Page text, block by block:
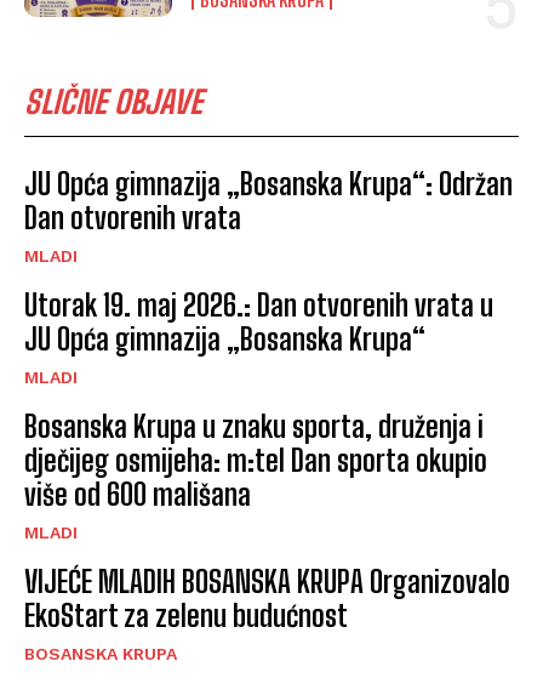
SLIČNE OBJAVE
JU Opća gimnazija „Bosanska Krupa“: Održan
Dan otvorenih vrata
MLADI
Utorak 19. maj 2026.: Dan otvorenih vrata u
JU Opća gimnazija „Bosanska Krupa“
MLADI
Bosanska Krupa u znaku sporta, druženja i
dječijeg osmijeha: m:tel Dan sporta okupio
više od 600 mališana
MLADI
VIJEĆE MLADIH BOSANSKA KRUPA Organizovalo
EkoStart za zelenu budućnost
BOSANSKA KRUPA